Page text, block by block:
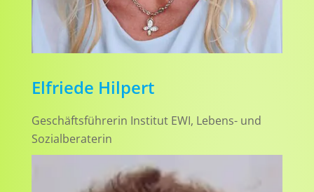
Elfriede Hilpert
Geschäftsführerin Institut EWI, Lebens- und
Sozialberaterin